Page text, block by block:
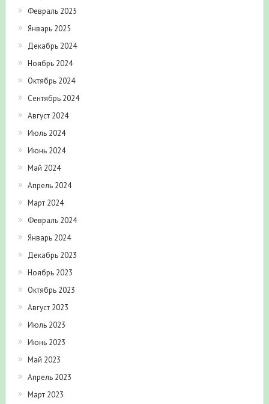
Февраль 2025
Январь 2025
Декабрь 2024
Ноябрь 2024
Октябрь 2024
Сентябрь 2024
Август 2024
Июль 2024
Июнь 2024
Май 2024
Апрель 2024
Март 2024
Февраль 2024
Январь 2024
Декабрь 2023
Ноябрь 2023
Октябрь 2023
Август 2023
Июль 2023
Июнь 2023
Май 2023
Апрель 2023
Март 2023